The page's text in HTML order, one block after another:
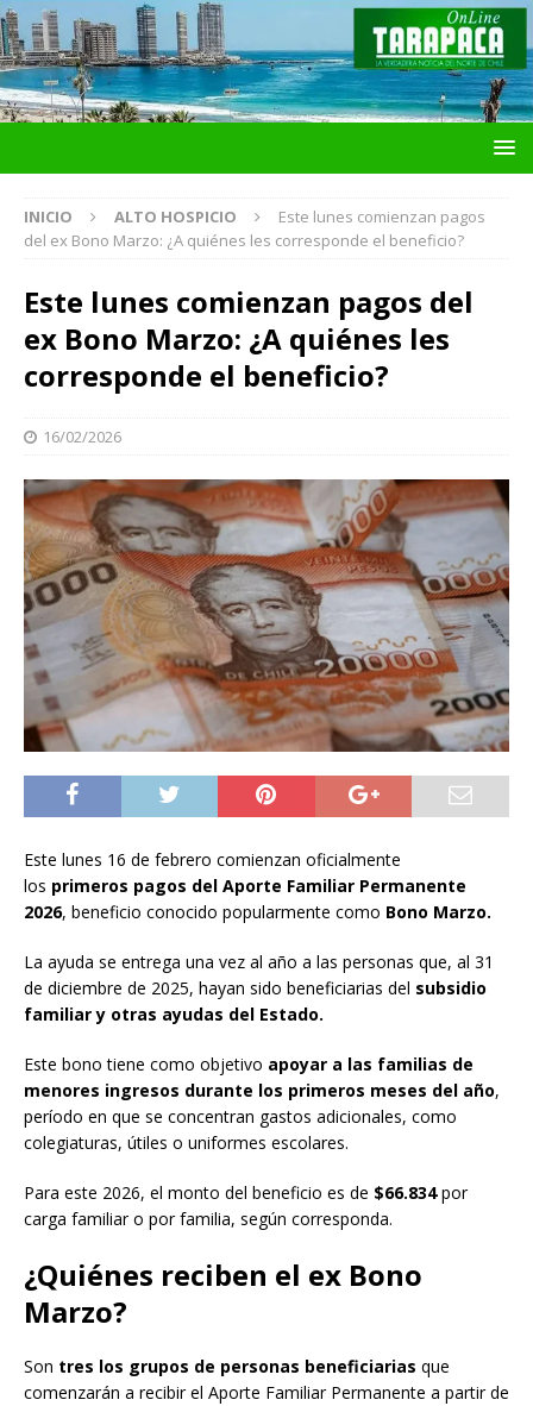
INICIO ALTO HOSPICIO
Este lunes comienzan pagos
del ex Bono Marzo: ¿A quiénes les corresponde el beneficio?
Este lunes comienzan pagos del
ex Bono Marzo: ¿A quiénes les
corresponde el beneficio?
16/02/2026
Este lunes 16 de febrero comienzan oficialmente
los primeros pagos del Aporte Familiar Permanente
2026, beneficio conocido popularmente como Bono Marzo.
La ayuda se entrega una vez al año a las personas que, al 31
de diciembre de 2025, hayan sido beneficiarias del subsidio
familiar y otras ayudas del Estado.
Este bono tiene como objetivo apoyar a las familias de
menores ingresos durante los primeros meses del año,
período en que se concentran gastos adicionales, como
colegiaturas, útiles o uniformes escolares.
Para este 2026, el monto del beneficio es de $66.834por
carga familiar o por familia, según corresponda.
¿Quiénes reciben el ex Bono
Marzo?
Son tres los grupos de personas beneficiarias que
comenzarán a recibir el Aporte Familiar Permanente a partir de